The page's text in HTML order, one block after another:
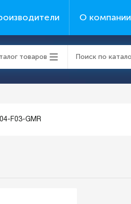
О компании
товаров
F03-GMR